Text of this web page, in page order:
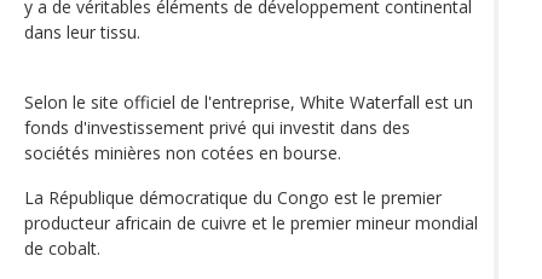
y a de véritables éléments de développement continental
dans leur tissu.
Selon le site officiel de l'entreprise, White Waterfall est un
fonds d'investissement privé qui investit dans des
sociétés minières non cotées en bourse.
La République démocratique du Congo est le premier
producteur africain de cuivre et le premier mineur mondial
de cobalt.